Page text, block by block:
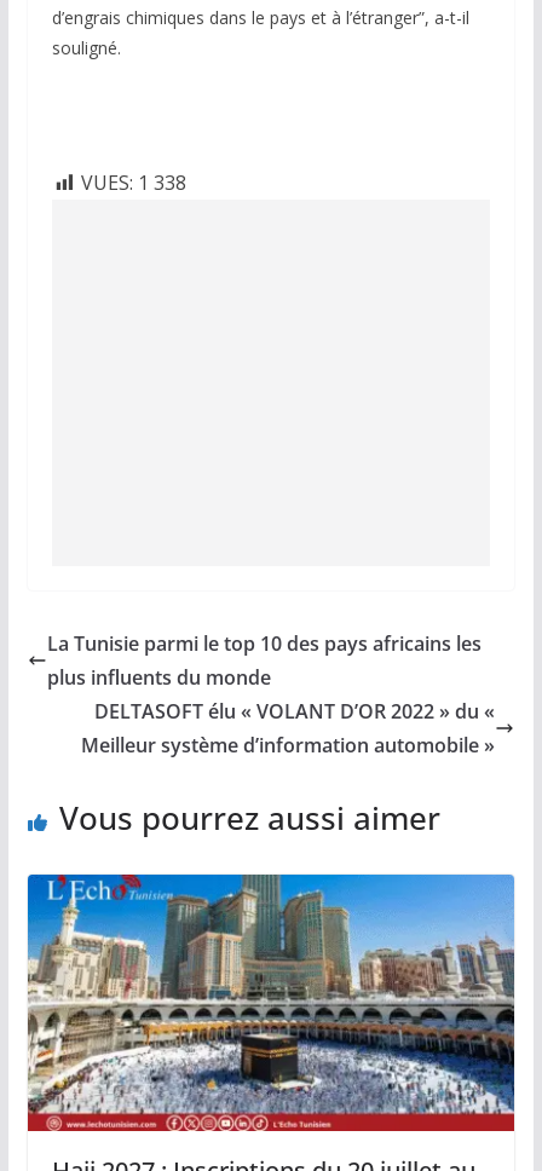
d’engrais chimiques dans le pays et à l’étranger”, a-t-il
souligné.
VUES: 1 338
La Tunisie parmi le top 10 des pays africains les
plus influents du monde
DELTASOFT élu « VOLANT D’OR 2022 » du «
Meilleur système d’information automobile »
Vous pourrez aussi aimer